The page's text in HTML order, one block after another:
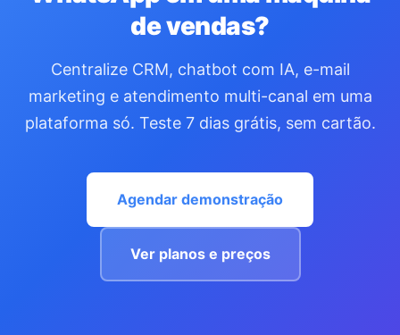
de vendas?
Centralize CRM, chatbot com IA, e-mail
marketing e atendimento multi-canal em uma
plataforma só. Teste 7 dias grátis, sem cartão.
Agendar demonstração
Ver planos e preços